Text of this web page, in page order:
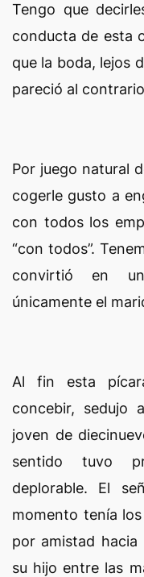
Tengo que
conducta de esta
que la boda, lejos
pareció al
Por juego natural
cogerle gusto a
con todos los
“con todos”.
convirtió en
únicamente el
Al fin esta
concebir, sedujo
joven de
sentido tuvo
deplorable. El
momento tenía
por amistad hacia
su hijo entre las